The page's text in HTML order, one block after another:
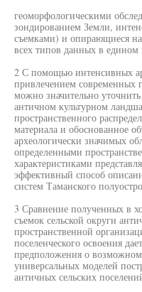
геоморфологическими
зондированием Земли,
съемками) и опирающиеся
всех типов данных в
2 С помощью интенсивных
привлечением современных
можно значительно
античном культурном
пространственного
материала и обоснованное
археологически значимых
определенными
характеристиками
эффективный способ
систем Таманского
3 Сравнение полученных в
съемок сельской округи
пространственной
поселенческого освоения
предположения о
универсальных моделей
античных сельских